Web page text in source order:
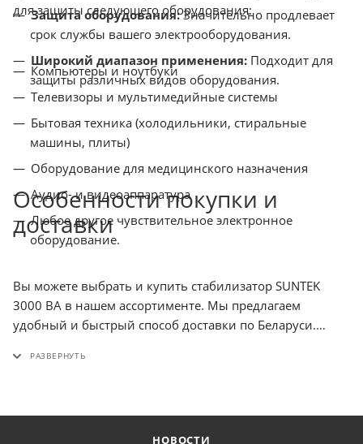
Защита оборудования:Значительно продлевает
срок службы вашего электрооборудования.
Широкий диапазон применения: Подходит для
защиты различных видов оборудования.
для защиты следующего оборудования:
Компьютеры и ноутбуки
Телевизоры и мультимедийные системы
Бытовая техника (холодильники, стиральные
машины, плиты)
Оборудование для медицинского назначения
Аудио- и видеоаппаратура
Любое другое чувствительное электронное
оборудование.
Особенности покупки и
доставки
Вы можете выбрать и купить стабилизатор SUNTEK
3000 ВА в нашем ассортименте. Мы предлагаем
удобный и быстрый способ доставки по Беларуси.
что значительно упрощает оформление сделки. У нас
НОВОСТИ